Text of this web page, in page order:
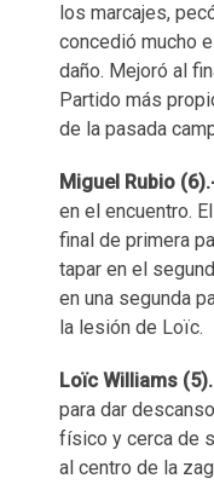
los marcajes,
concedió mucho
daño. Mejoró al
Partido más
de la pasada
Miguel Rubio
en el encuentro.
final de primera
tapar en el
en una segunda
la lesión de Loïc.
Loïc Williams
para dar
físico y cerca de
al centro de la